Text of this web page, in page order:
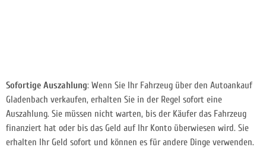
Sofortige Auszahlung: Wenn Sie Ihr Fahrzeug über den Autoankauf
Gladenbach verkaufen, erhalten Sie in der Regel sofort eine
Auszahlung. Sie müssen nicht warten, bis der Käufer das Fahrzeug
finanziert hat oder bis das Geld auf Ihr Konto überwiesen wird. Sie
erhalten Ihr Geld sofort und können es für andere Dinge verwenden.